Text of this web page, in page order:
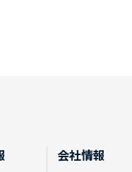
会社情報